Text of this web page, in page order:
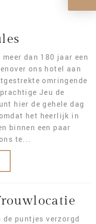
dan 180 jaar een
ons hotel aan
omringende
Jeu de
hier de gehele dag
het heerlijk in
binnen een paar
te...
puntjes verzorgd